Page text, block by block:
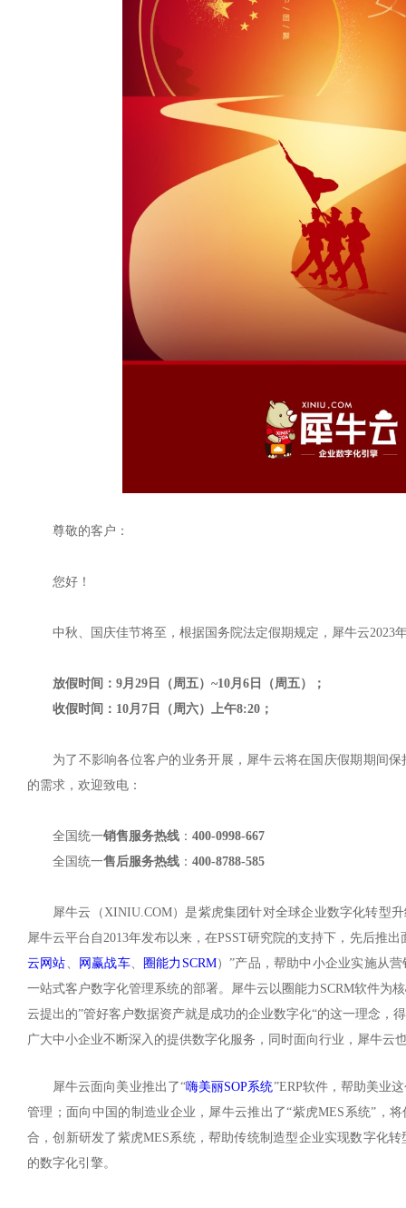
尊敬的客户：
您好！
中秋、国庆佳节将至，根据国务院法定假期规定，犀牛云2023
放假时间： 9月29日（周五）~10月6日（周五）；
收假时间： 10月7日（周六）上午8:20；
为了不影响各位客户的业务开展，犀牛云将在国庆假期期间
的需求，欢迎致电：
全国统一销售服务热线 ： 400-0998-667
全国统一售后服务热线 ： 400-8788-585
犀牛云（XINIU.COM）是紫虎集团针对全球企业数字化转型
犀牛云平台自2013年发布以来，在PSST研究院的支持下，先后推
云网站、 网赢战车、 圈能力SCRM）”产品，帮助中小企业实施从
一站式客户数字化管理系统的部署。犀牛云以圈能力SCRM软件为
云提出的”管好客户数据资产就是成功的企业数字化“的这一理念，
广大中小企业不断深入的提供数字化服务，同时面向行业，犀牛云
犀牛云面向美业推出了“嗨美丽SOP系统”ERP软件，帮助美业
管理；面向中国的制造业企业，犀牛云推出了“紫虎MES系统”，
合，创新研发了紫虎MES系统，帮助传统制造型企业实现数字化
的数字化引擎。